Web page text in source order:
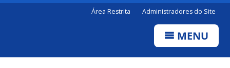
Área Restrita Administradores do Site
MENU